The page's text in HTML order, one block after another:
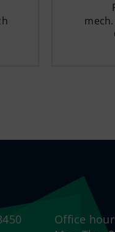
Office